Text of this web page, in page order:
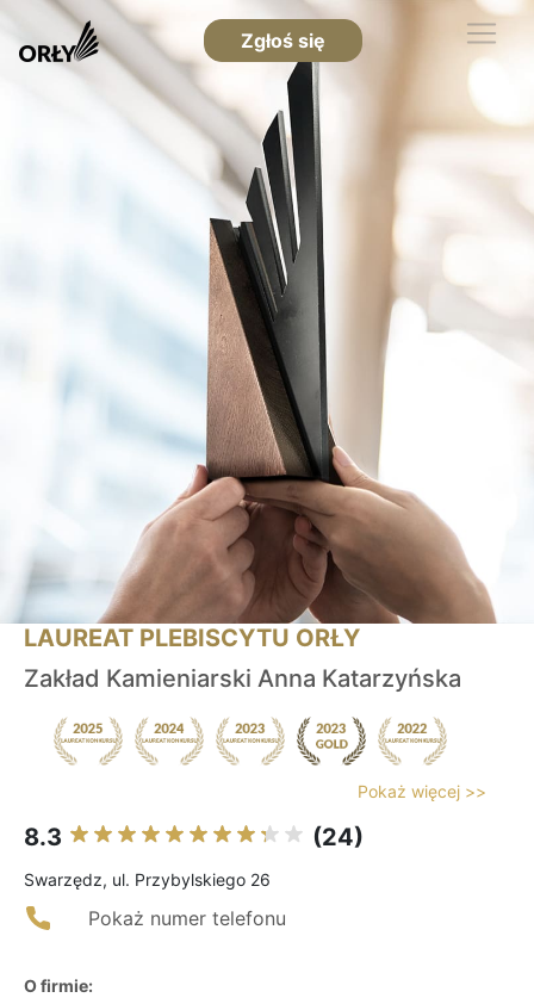
Zgłoś się
LAUREAT PLEBISCYTU ORŁY
Zakład Kamieniarski Anna Katarzyńska
Pokaż więcej >>
8.3 (24)
Swarzędz, ul. Przybylskiego 26
Pokaż numer telefonu
O firmie: